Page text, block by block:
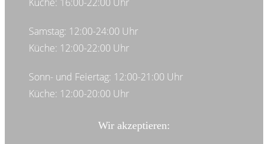
Samstag: 12:00-24:00 Uhr
Küche: 12:00-22:00 Uhr
Sonn- und Feiertag: 12:00-21:00 Uhr
Küche: 12:00-20:00 Uhr
Wir akzeptieren: